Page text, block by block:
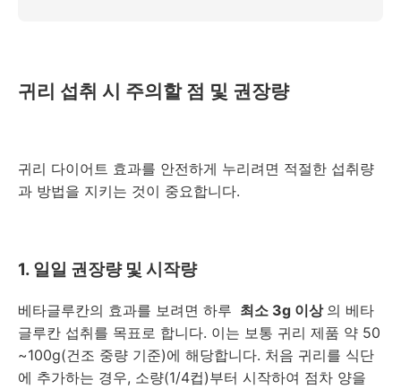
귀리 섭취 시 주의할 점 및 권장량
귀리 다이어트 효과를 안전하게 누리려면 적절한 섭취량
과 방법을 지키는 것이 중요합니다.
1. 일일 권장량 및 시작량
베타글루칸의 효과를 보려면 하루 최소 3g 이상 의 베타
글루칸 섭취를 목표로 합니다. 이는 보통 귀리 제품 약 50
~100g(건조 중량 기준)에 해당합니다. 처음 귀리를 식단
에 추가하는 경우, 소량(1/4컵)부터 시작하여 점차 양을